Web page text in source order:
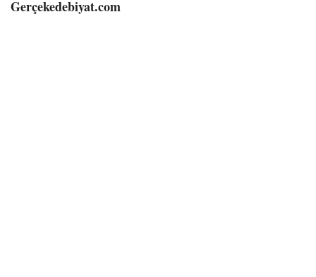
Gerçekedebiyat.com